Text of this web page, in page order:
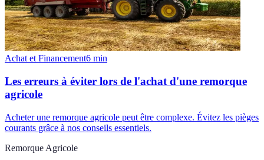
Achat et Financement6 min
Les erreurs à éviter lors de l'achat d'une remorque
agricole
Acheter une remorque agricole peut être complexe. Évitez les pièges
courants grâce à nos conseils essentiels.
Remorque Agricole